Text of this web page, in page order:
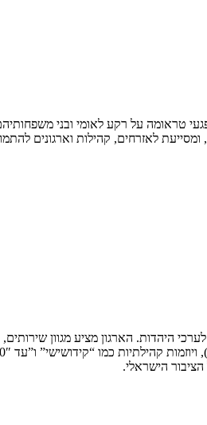
במטרה לסייע לנפגעי טראומה על רקע לאומי
לאזרחים, קהילות וארגונים
היהדות. הארגון מציע מגוון שירותים,
הישראלי.